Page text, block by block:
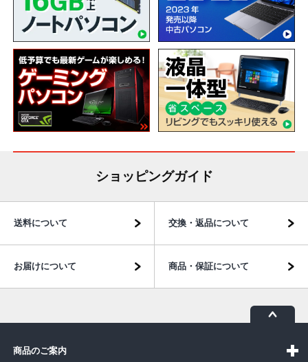
ショッピングガイド
送料について 交換・返品について
お届けについて 商品・保証について
商品のご案内